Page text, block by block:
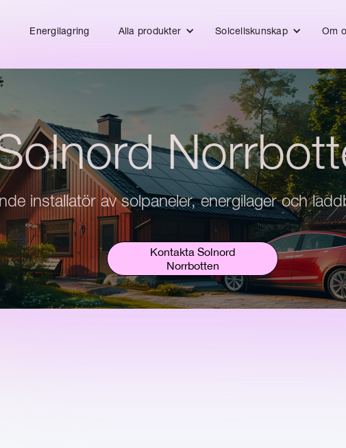
Energilagring Alla produkter Solcellskunskap Om
installatör av solpaneler, energilager och
Kontakta Solnord
Norrbotten